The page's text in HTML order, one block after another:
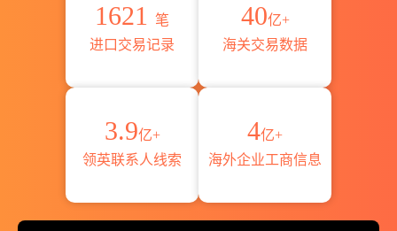
1621
笔
进口交易记录
40亿+
海关交易数据
3.9亿+
领英联系人线索
4亿+
海外企业工商信息